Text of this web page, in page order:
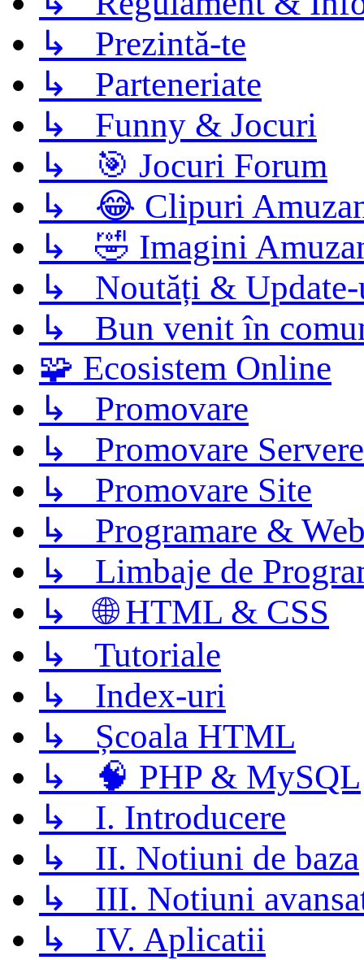
↳ Prezintă-te
↳ Parteneriate
↳ Funny & Jocuri
↳ 🎯 Jocuri Forum
↳ 😂 Clipuri
↳ 🤣 Imagini
↳ Noutăți &
↳ Bun venit în
🧩 Ecosistem Online
↳ Promovare
↳ Promovare Servere
↳ Promovare Site
↳ Programare &
↳ Limbaje de
↳ 🌐 HTML & CSS
↳ Tutoriale
↳ Index-uri
↳ Școala HTML
↳ 🧠 PHP & MySQL
↳ I. Introducere
↳ II. Notiuni de baza
↳ III. Notiuni
↳ IV. Aplicatii